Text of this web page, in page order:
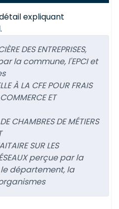
expliquant
DES ENTREPRISES,
la commune, l'EPCI et
À LA CFE POUR FRAIS
ET
CHAMBRES DE MÉTIERS
SUR LES
perçue par la
le département, la